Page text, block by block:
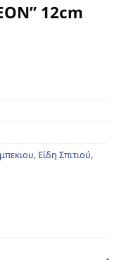
12cm
, Είδη Σπιτιού,